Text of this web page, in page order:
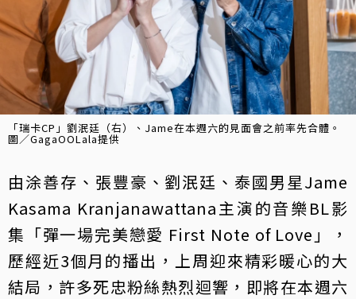
「瑞卡CP」劉泯廷（右）、Jame在本週六的見面會之前率先合體。
圖／GagaOOLala提供
由涂善存、張豐豪、劉泯廷、泰國男星Jame
Kasama Kranjanawattana主演的音樂BL影
集「彈一場完美戀愛 First Note of Love」，
歷經近3個月的播出，上周迎來精彩暖心的大
結局，許多死忠粉絲熱烈迴響，即將在本週六